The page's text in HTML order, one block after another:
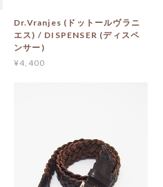
Dr.Vranjes (ドットールヴラニ
エス) / DISPENSER (ディスペ
ンサー)
¥4,400